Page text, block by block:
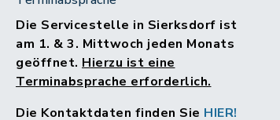
Die Servicestelle in Sierksdorf ist
am 1. & 3. Mittwoch jeden Monats
geöffnet. Hierzu ist eine
Terminabsprache erforderlich.
Die Kontaktdaten finden Sie HIER!